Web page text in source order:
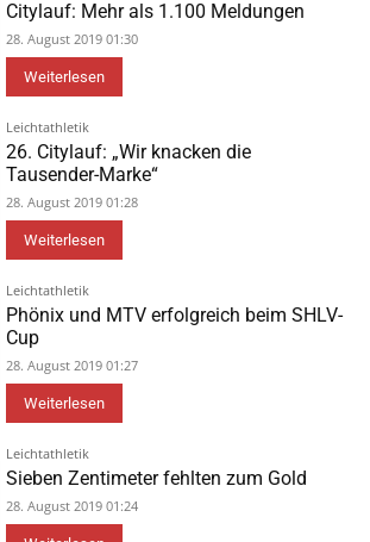
Citylauf: Mehr als 1.100 Meldungen
28. August 2019 01:30
Weiterlesen
Leichtathletik
26. Citylauf: „Wir knacken die
Tausender-Marke“
28. August 2019 01:28
Weiterlesen
Leichtathletik
Phönix und MTV erfolgreich beim SHLV-
Cup
28. August 2019 01:27
Weiterlesen
Leichtathletik
Sieben Zentimeter fehlten zum Gold
28. August 2019 01:24